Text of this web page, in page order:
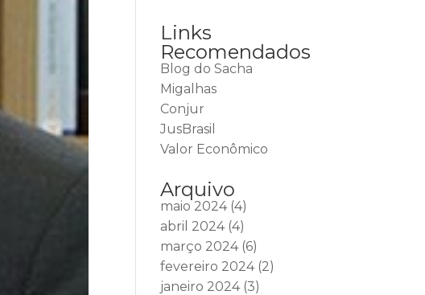
Links
Recomendados
Blog do Sacha
Migalhas
Conjur
JusBrasil
Valor Econômico
Arquivo
maio 2024(4)
abril 2024(4)
março 2024(6)
fevereiro 2024(2)
janeiro 2024(3)